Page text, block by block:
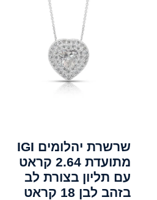
שרשרת יהלומים IGI
מתועדת 2.64 קראט
עם תליון בצורת לב
בזהב לבן 18 קראט